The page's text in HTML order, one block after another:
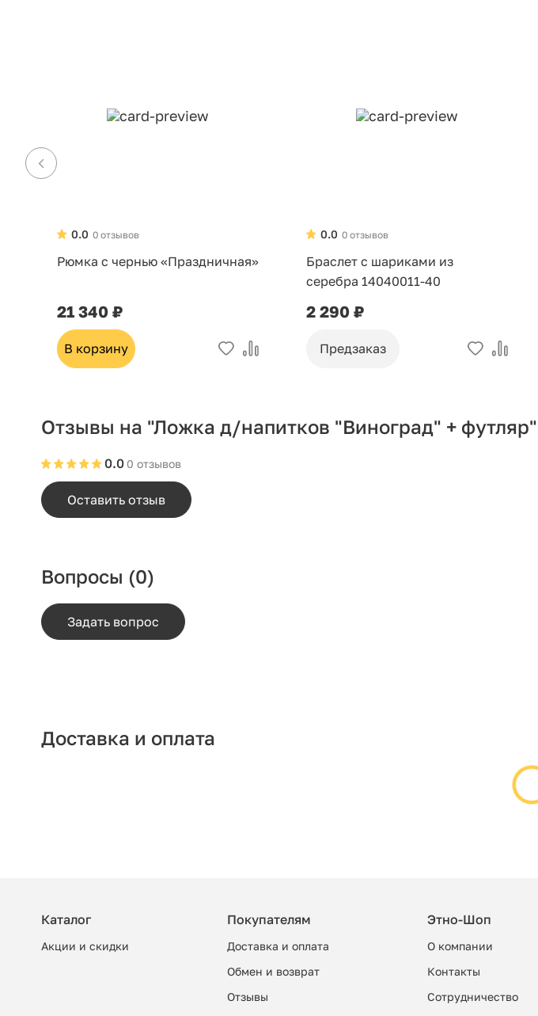
0 отзывов
0.0
Рюмка с чернью «Праздничная»
21 340 ₽
В корзину
0 отзывов
0.0
Браслет с шариками из
серебра 14040011-40
2 290 ₽
Предзаказ
Отзывы на "Ложка д/напитков "Виноград" + футляр"
0 отзывов
0.0
Оставить отзыв
Вопросы (0)
Задать вопрос
Доставка и оплата
Каталог
Акции и скидки
Покупателям
Доставка и оплата
Обмен и возврат
Отзывы
Этно-Шоп
О компании
Контакты
Сотрудничество